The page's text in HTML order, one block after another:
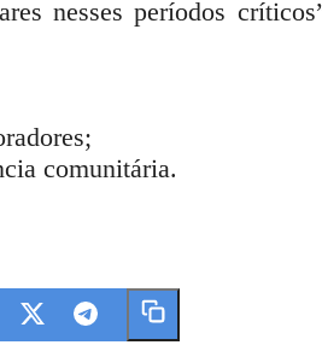
nesses períodos
comunitária.